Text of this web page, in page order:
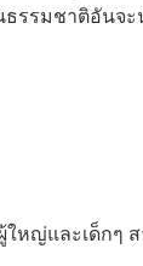
รมชาติอันจ
ญ่และเด็กๆ